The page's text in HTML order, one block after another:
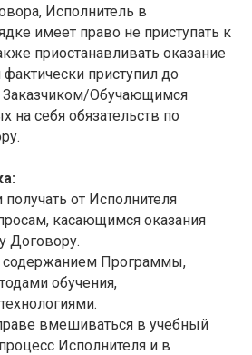
Исполнитель в
имеет право не приступать к
приостанавливать оказание
приступил до
Заказчиком/Обучающимся
на себя обязательств по
от Исполнителя
касающимся оказания
Договору.
содержанием Программы,
обучения,
вмешиваться в учебный
Исполнителя и в